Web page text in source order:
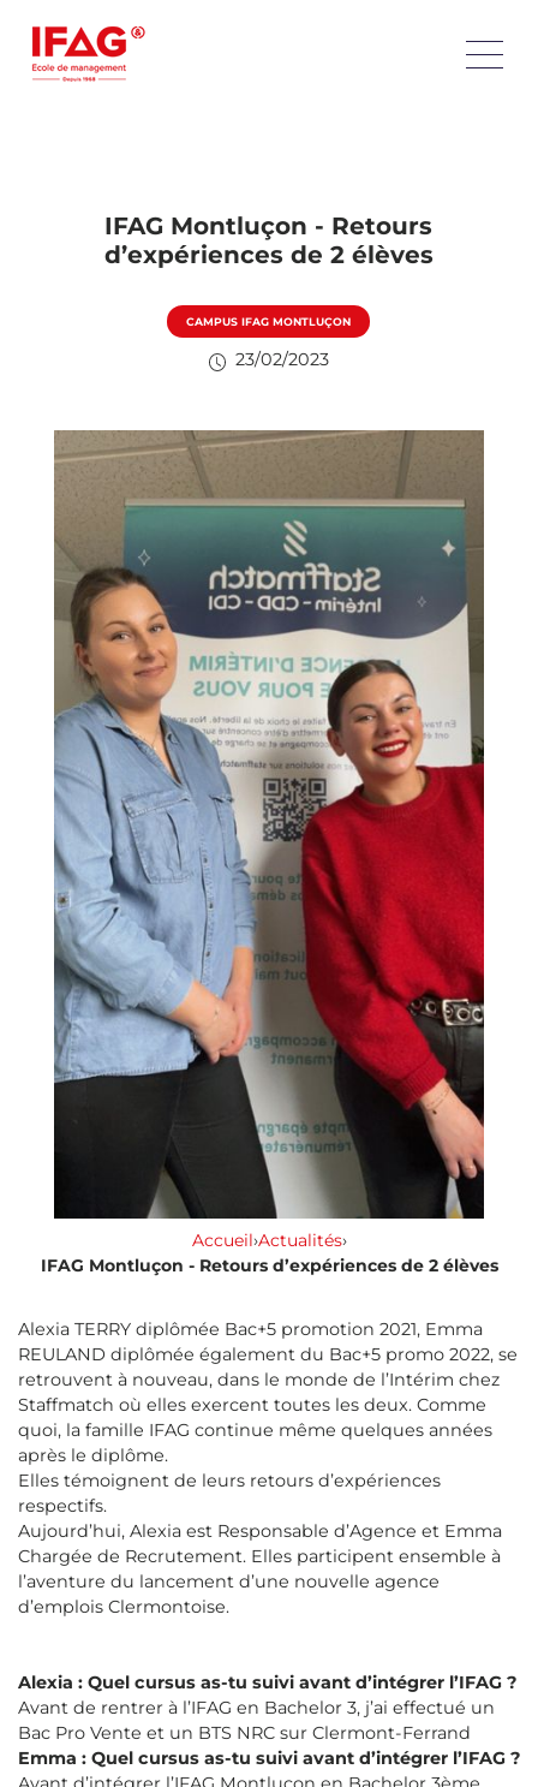
IFAG Montluçon - Retours
d’expériences de 2 élèves
CAMPUS IFAG MONTLUÇON
23/02/2023
Accueil›Actualités›
IFAG Montluçon - Retours d’expériences de 2 élèves
Alexia TERRY diplômée Bac+5 promotion 2021, Emma
REULAND diplômée également du Bac+5 promo 2022, se
retrouvent à nouveau, dans le monde de l’Intérim chez
Staffmatch où elles exercent toutes les deux. Comme
quoi, la famille IFAG continue même quelques années
après le diplôme.
Elles témoignent de leurs retours d’expériences
respectifs.
Aujourd’hui, Alexia est Responsable d’Agence et Emma
Chargée de Recrutement. Elles participent ensemble à
l’aventure du lancement d’une nouvelle agence
d’emplois Clermontoise.
Alexia : Quel cursus as-tu suivi avant d’intégrer l’IFAG ?
Avant de rentrer à l’IFAG en Bachelor 3, j’ai effectué un
Bac Pro Vente et un BTS NRC sur Clermont-Ferrand
Emma : Quel cursus as-tu suivi avant d’intégrer l’IFAG ?